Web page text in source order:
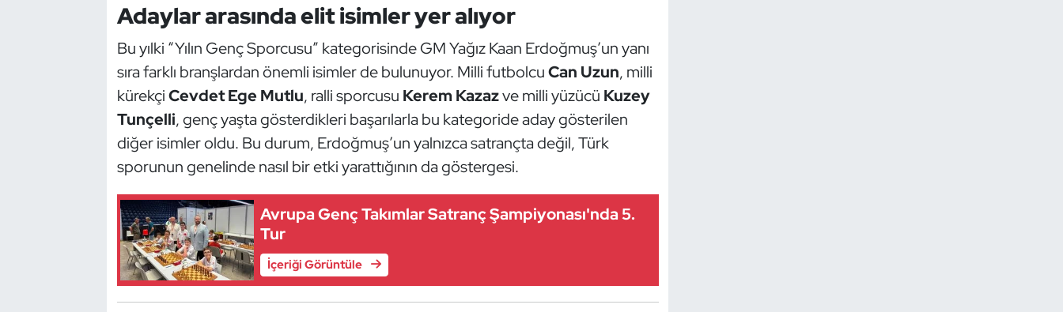
Adaylar arasında elit isimler yer alıyor
Bu yılki “Yılın Genç Sporcusu” kategorisinde GM Yağız Kaan Erdoğmuş’un yanı
sıra farklı branşlardan önemli isimler de bulunuyor. Milli futbolcuCan Uzun, milli
kürekçiCevdet Ege Mutlu, ralli sporcusu Kerem Kazazve milli yüzücü Kuzey
Tunçelli, genç yaşta gösterdikleri başarılarla bu kategoride aday gösterilen
diğer isimler oldu. Bu durum, Erdoğmuş’un yalnızca satrançta değil, Türk
sporunun genelinde nasıl bir etki yarattığının da göstergesi.
Avrupa Genç Takımlar Satranç Şampiyonası'nda 5.
Tur
İçeriği Görüntüle
Hava Sporları
İşitme Engelli Sporcular
Judo ve Kuraş